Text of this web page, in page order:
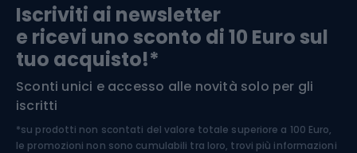
Arrampicata
Medicina dello sport
Abbigliamento ciclistico
Iscriviti ai newsletter
e ricevi uno sconto di 10 Euro sul
tuo acquisto!*
Sconti unici e accesso alle novità solo per gli
iscritti
*su prodotti non scontati del valore totale superiore a 100 Euro,
le promozioni non sono cumulabili tra loro, trovi più informazioni